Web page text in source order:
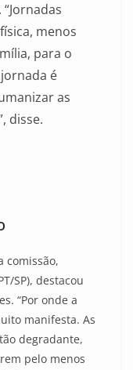
menos
para o
é
as
disse.
comissão,
SP), destacou
“Por onde a
manifesta. As
degradante,
pelo menos